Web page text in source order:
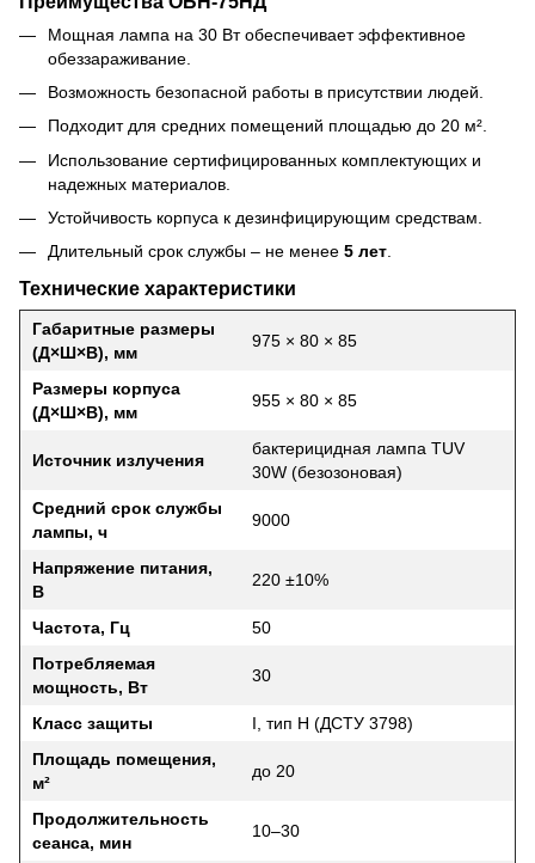
Мощная лампа на 30 Вт обеспечивает эффективное
обеззараживание.
Возможность безопасной работы в присутствии людей.
Подходит для средних помещений площадью до 20 м².
Использование сертифицированных комплектующих и
надежных материалов.
Устойчивость корпуса к дезинфицирующим средствам.
Длительный срок службы – не менее 5 лет.
Технические характеристики
Габаритные размеры
(Д×Ш×В), мм
975 × 80 × 85
Размеры корпуса
(Д×Ш×В), мм
955 × 80 × 85
Источник излучения
бактерицидная лампа TUV
30W (безозоновая)
Средний срок службы
лампы, ч
9000
Напряжение питания,
В
220 ±10%
Частота, Гц
50
Потребляемая
мощность, Вт
30
Класс защиты
I, тип Н (ДСТУ 3798)
Площадь помещения,
м²
до 20
Продолжительность
сеанса, мин
10–30